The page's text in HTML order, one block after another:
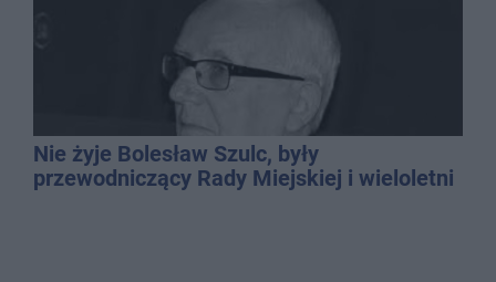
Nie żyje Bolesław Szulc, były
przewodniczący Rady Miejskiej i wieloletni